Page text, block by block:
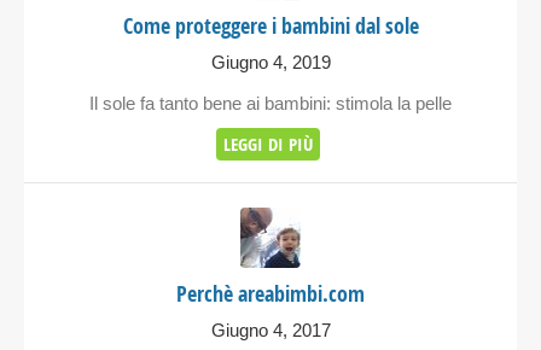
Come proteggere i bambini dal sole
Giugno 4, 2019
Il sole fa tanto bene ai bambini: stimola la pelle
LEGGI DI PIÙ
Perchè areabimbi.com
Giugno 4, 2017